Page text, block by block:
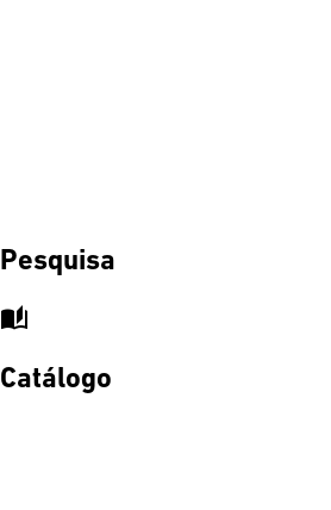
Pesquisa
auto_stories
Catálogo